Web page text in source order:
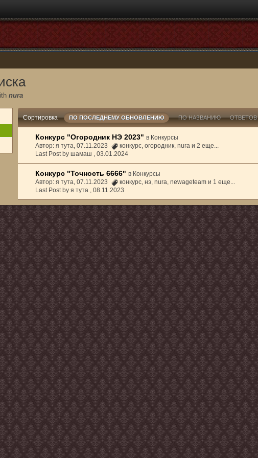
nura
Сортировка ПО ПОСЛЕДНЕМУ ОБНОВЛЕНИЮ ПО НАЗВАНИЮ ОТВЕТОВ
Конкурс "Огородник НЭ 2023" в Конкурсы
Автор: я тута, 07.11.2023
конкурс,огородник,nura и 2 еще...
Last Post by шамаш ,03.01.2024
Конкурс "Точность 6666" в Конкурсы
Автор: я тута, 07.11.2023
конкурс,нэ,nura,newageteam и 1 еще...
Last Post by я тута ,08.11.2023